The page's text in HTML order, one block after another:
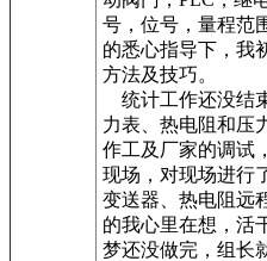
号，位号，量程范
的悉心指导下，我
方法及技巧。
统计工作还没结
力表、热电阻和压
作工及厂家的调试
现场，对现场进行
变送器、热电阻远
的我心里在想，活
梦还没做完，组长